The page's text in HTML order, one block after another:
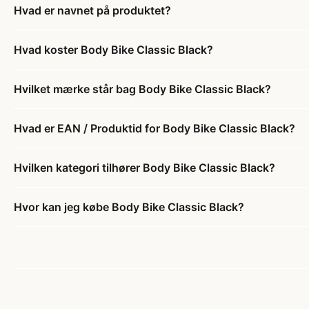
Hvad er navnet på produktet?
Hvad koster Body Bike Classic Black?
Hvilket mærke står bag Body Bike Classic Black?
Hvad er EAN / Produktid for Body Bike Classic Black?
Hvilken kategori tilhører Body Bike Classic Black?
Hvor kan jeg købe Body Bike Classic Black?